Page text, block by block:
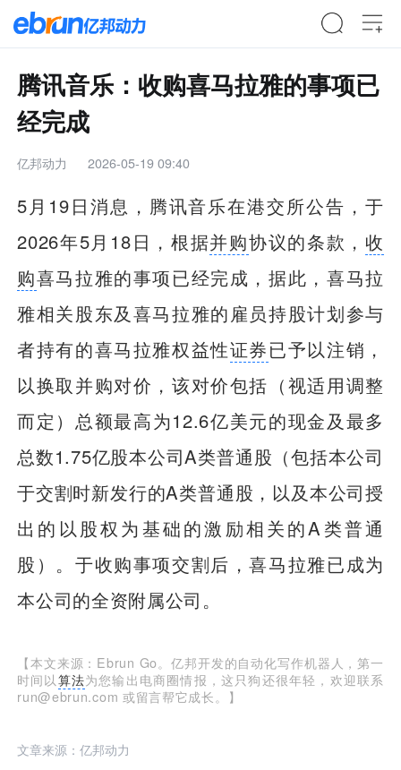
腾讯音乐：收购喜马拉雅的事项已
经完成
亿邦动力 2026-05-19 09:40
5月19日消息，腾讯音乐在港交所公告，于
2026年5月18日，根据并购协议的条款，收
购喜马拉雅的事项已经完成，据此，喜马拉
雅相关股东及喜马拉雅的雇员持股计划参与
者持有的喜马拉雅权益性证券已予以注销，
以换取并购对价，该对价包括（视适用调整
而定）总额最高为12.6亿美元的现金及最多
总数1.75亿股本公司A类普通股（包括本公司
于交割时新发行的A类普通股，以及本公司授
出的以股权为基础的激励相关的A类普通
股）。于收购事项交割后，喜马拉雅已成为
本公司的全资附属公司。
【本文来源：Ebrun Go。亿邦开发的自动化写作机器人，第一
时间以 算法为您输出电商圈情报，这只狗还很年轻，欢迎联系
run@ebrun.com 或留言帮它成长。】
文章来源：亿邦动力